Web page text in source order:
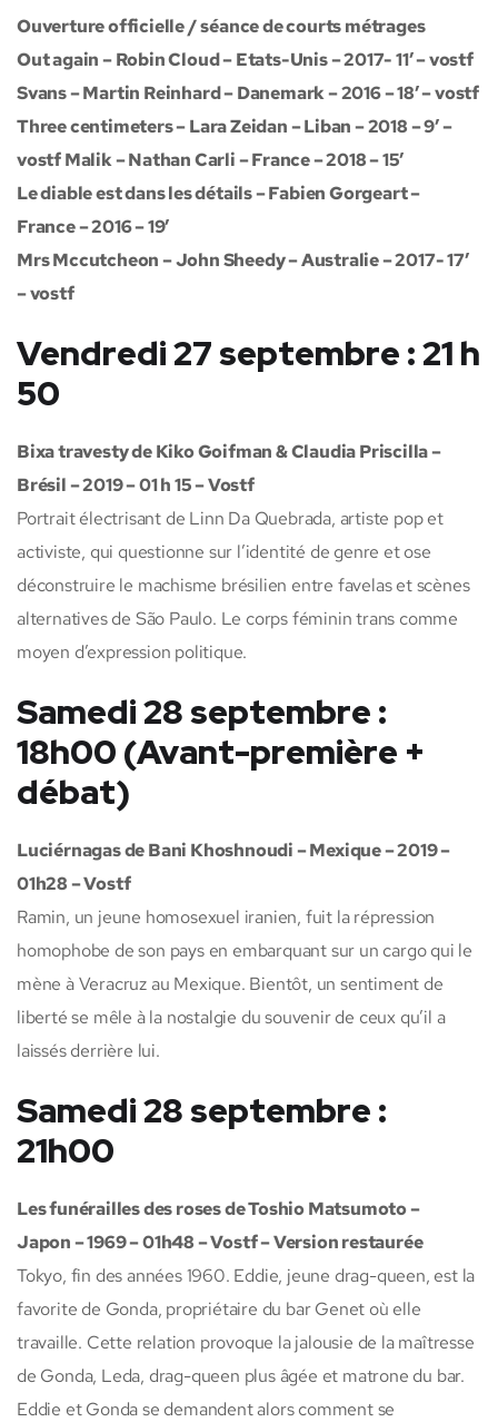
Ouverture officielle / séance de courts métrages
Out again – Robin Cloud – Etats-Unis – 2017- 11’ – vostf
Svans – Martin Reinhard – Danemark – 2016 – 18’ – vostf
Three centimeters – Lara Zeidan – Liban – 2018 – 9’ –
vostf Malik – Nathan Carli – France – 2018 – 15’
Le diable est dans les détails – Fabien Gorgeart –
France – 2016 – 19’
Mrs Mccutcheon – John Sheedy – Australie – 2017- 17’
– vostf
Vendredi 27 septembre : 21 h
50
Bixa travesty de Kiko Goifman & Claudia Priscilla –
Brésil – 2019 – 01 h 15 – Vostf
Portrait électrisant de Linn Da Quebrada, artiste pop et
activiste, qui questionne sur l’identité de genre et ose
déconstruire le machisme brésilien entre favelas et scènes
alternatives de São Paulo. Le corps féminin trans comme
moyen d’expression politique.
Samedi 28 septembre :
18h00 (Avant-première +
débat)
Luciérnagas de Bani Khoshnoudi – Mexique – 2019 –
01h28 – Vostf
Ramin, un jeune homosexuel iranien, fuit la répression
homophobe de son pays en embarquant sur un cargo qui le
mène à Veracruz au Mexique. Bientôt, un sentiment de
liberté se mêle à la nostalgie du souvenir de ceux qu’il a
laissés derrière lui.
Samedi 28 septembre :
21h00
Les funérailles des roses de Toshio Matsumoto –
Japon – 1969 – 01h48 – Vostf – Version restaurée
Tokyo, fin des années 1960. Eddie, jeune drag-queen, est la
favorite de Gonda, propriétaire du bar Genet où elle
travaille. Cette relation provoque la jalousie de la maîtresse
de Gonda, Leda, drag-queen plus âgée et matrone du bar.
Eddie et Gonda se demandent alors comment se